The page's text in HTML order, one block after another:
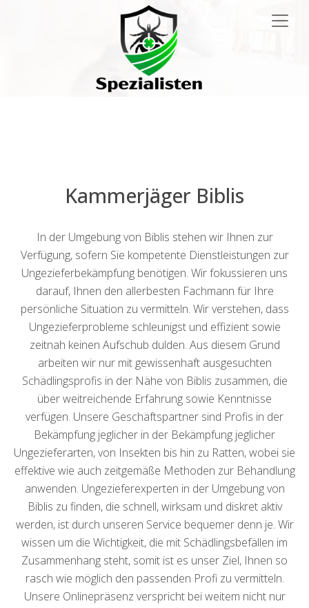
Kammerjäger Biblis
In der Umgebung von Biblis stehen wir Ihnen zur
Verfügung, sofern Sie kompetente Dienstleistungen zur
Ungezieferbekämpfung benötigen. Wir fokussieren uns
darauf, Ihnen den allerbesten Fachmann für Ihre
persönliche Situation zu vermitteln. Wir verstehen, dass
Ungezieferprobleme schleunigst und effizient sowie
zeitnah keinen Aufschub dulden. Aus diesem Grund
arbeiten wir nur mit gewissenhaft ausgesuchten
Schädlingsprofis in der Nähe von Biblis zusammen, die
über weitreichende Erfahrung sowie Kenntnisse
verfügen. Unsere Geschäftspartner sind Profis in der
Bekämpfung jeglicher in der Bekämpfung jeglicher
Ungezieferarten, von Insekten bis hin zu Ratten, wobei sie
effektive wie auch zeitgemäße Methoden zur Behandlung
anwenden. Ungezieferexperten in der Umgebung von
Biblis zu finden, die schnell, wirksam und diskret aktiv
werden, ist durch unseren Service bequemer denn je. Wir
wissen um die Wichtigkeit, die mit Schädlingsbefällen im
Zusammenhang steht, somit ist es unser Ziel, Ihnen so
rasch wie möglich den passenden Profi zu vermitteln.
Unsere Onlinepräsenz verspricht bei weitem nicht nur